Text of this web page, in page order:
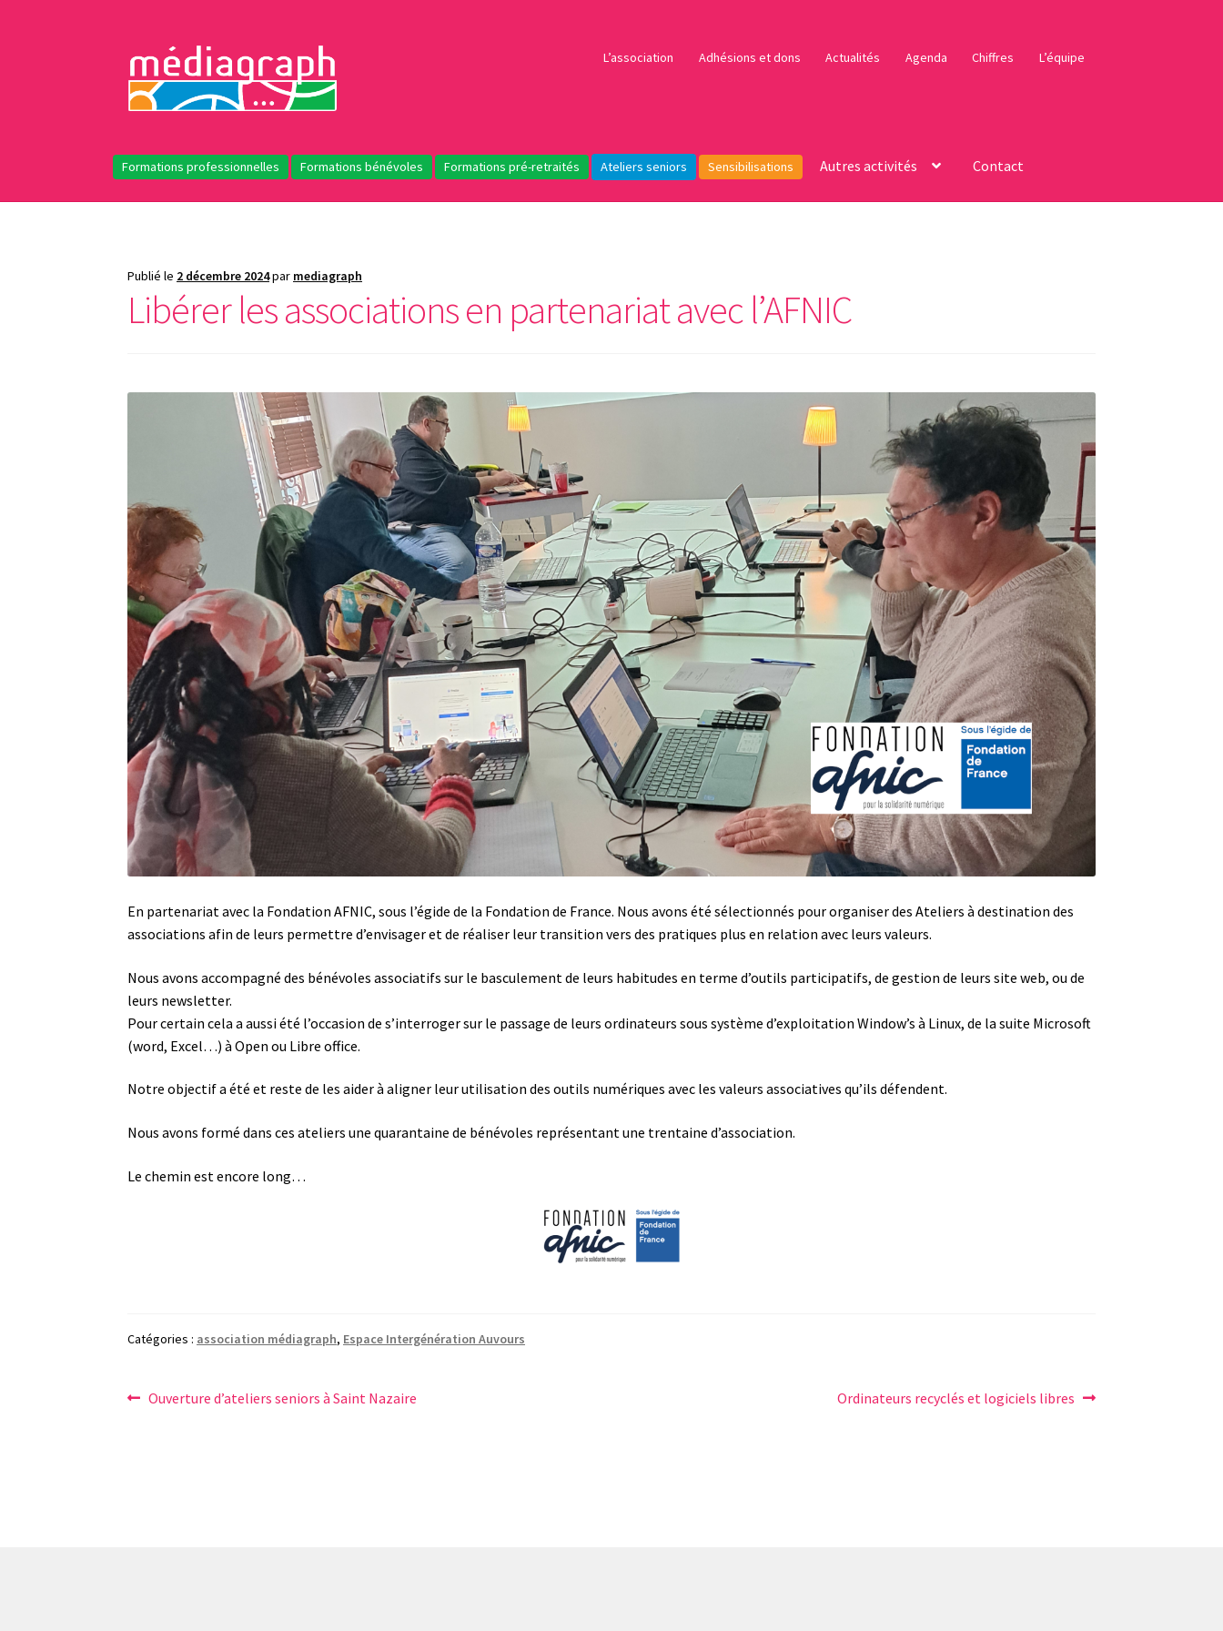
la
navigation
contenu
L’association Adhésions et dons Actualités Agenda Chiffres L’équipe
Formations professionnelles Formations bénévoles Formations pré-retraités Ateliers seniors Sensibilisations Autres activités Contact
Publié le 2 décembre 2024par mediagraph
Libérer les associations en partenariat avec l’AFNIC
En partenariat avec la Fondation AFNIC, sous l’égide de la Fondation de France. Nous avons été sélectionnés pour organiser des Ateliers à destination des
associations afin de leurs permettre d’envisager et de réaliser leur transition vers des pratiques plus en relation avec leurs valeurs.
Nous avons accompagné des bénévoles associatifs sur le basculement de leurs habitudes en terme d’outils participatifs, de gestion de leurs site web, ou de
leurs newsletter.
Pour certain cela a aussi été l’occasion de s’interroger sur le passage de leurs ordinateurs sous système d’exploitation Window’s à Linux, de la suite Microsoft
(word, Excel…) à Open ou Libre office.
Notre objectif a été et reste de les aider à aligner leur utilisation des outils numériques avec les valeurs associatives qu’ils défendent.
Nous avons formé dans ces ateliers une quarantaine de bénévoles représentant une trentaine d’association.
Le chemin est encore long…
Catégories : association médiagraph, Espace Intergénération Auvours
Navigation
Article
Ouverture d’ateliers seniors à Saint Nazaire
Article
Ordinateurs recyclés et logiciels libres